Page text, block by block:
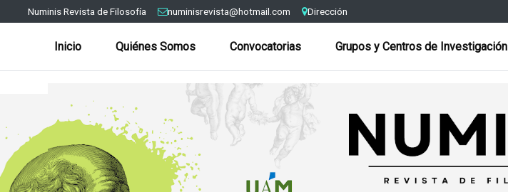
Numinis Revista de Filosofía numinisrevista@hotmail.com Dirección
Inicio Quiénes Somos Convocatorias Grupos y Centros de Investigación